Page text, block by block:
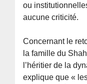
ou
aucune criticité.
Concernant le
la famille du
l’héritier de la
explique que «